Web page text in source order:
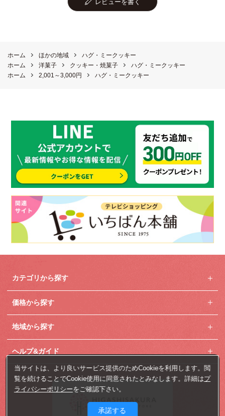
レビューを書く
ホーム ほかの地域
ハグ・ミークッキー
ホーム
洋菓子 クッキー・焼菓子
ハグ・ミークッキー
ホーム
2,001～3,000円 ハグ・ミークッキー
カテゴリから探す
価格から探す
地域から探す
ヘルプ&ガイド
当サイトは、より良いサービス提供のためCookieを利用します。閲
覧を続けることでCookie使用に同意されたとみなします。詳細はプ
ライバシーポリシーをご確認下さい。
承諾する